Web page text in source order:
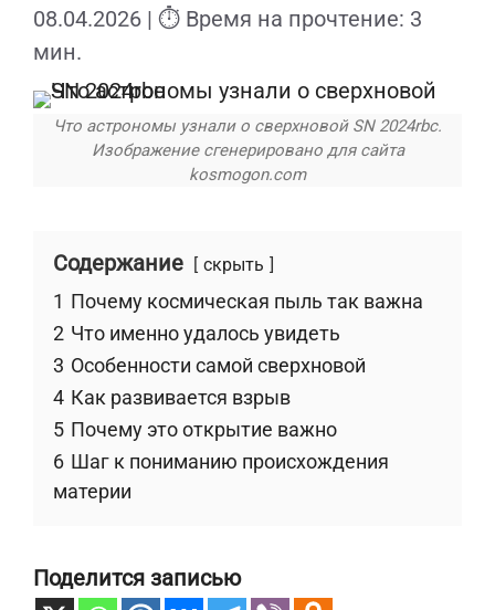
08.04.2026 | ⏱ Время на прочтение: 3
мин.
Что астрономы узнали о сверхновой SN 2024rbc.
Изображение сгенерировано для сайта
kosmogon.com
Содержание скрыть
1 Почему космическая пыль так важна
2 Что именно удалось увидеть
3 Особенности самой сверхновой
4 Как развивается взрыв
5 Почему это открытие важно
6 Шаг к пониманию происхождения
материи
Поделится записью